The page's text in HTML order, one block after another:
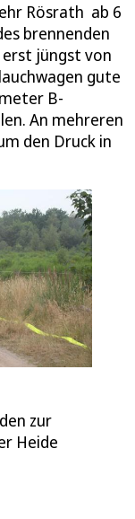
Rösrath ab 6
brennenden
jüngst von
gute
B-
An mehreren
den Druck in
zur
Heide